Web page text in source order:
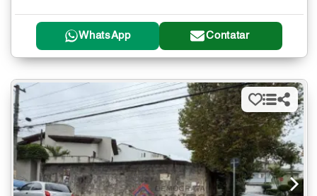
WhatsApp Contatar